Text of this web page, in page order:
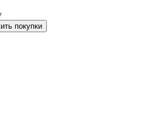
покупки